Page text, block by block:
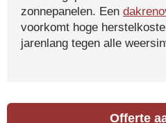
zonnepanelen. Een
voorkomt hoge
jarenlang tegen alle
Offerte